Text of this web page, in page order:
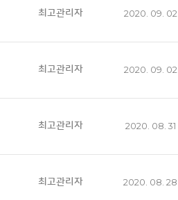
최고관리자 2020. 09. 02
최고관리자 2020. 09. 02
최고관리자 2020. 08. 31
최고관리자 2020. 08. 28